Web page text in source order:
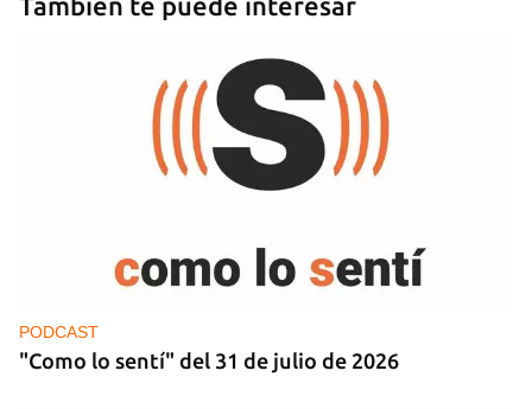
PODCAST
"Como lo sentí" del 31 de julio de 2026